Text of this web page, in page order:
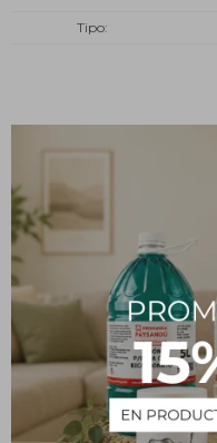
Tipo
Ficha técnica
Fabricado en material
Resistente al calor
Alta resistencia
Borde fundido y
Respaldo y
Origen China